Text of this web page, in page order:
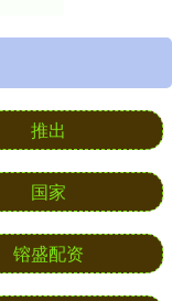
推出
国家
镕盛配资